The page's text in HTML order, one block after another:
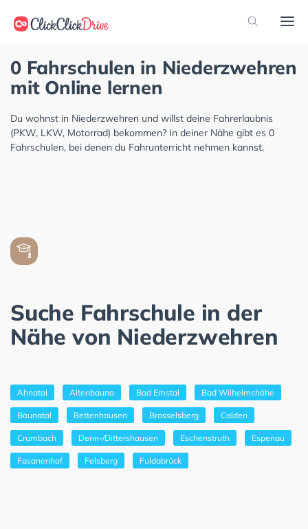
0 Fahrschulen in Niederzwehren
mit Online lernen
Du wohnst in Niederzwehren und willst deine Fahrerlaubnis
(PKW, LKW, Motorrad) bekommen? In deiner Nähe gibt es 0
Fahrschulen, bei denen du Fahrunterricht nehmen kannst.
Suche Fahrschule in der
Nähe von Niederzwehren
Ahnatal Altenbauna Bad Emstal Bad Wilhelmshöhe
Baunatal Bettenhausen Brasselsberg Calden
Crumbach Denn-/Dittershausen Eschenstruth Espenau
Fasanenhof Felsberg Fuldabrück